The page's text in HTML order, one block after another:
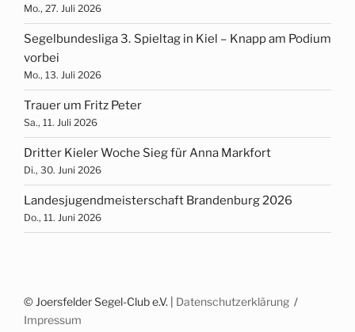
Mo., 27. Juli 2026
Segelbundesliga 3. Spieltag in Kiel – Knapp am Podium
vorbei
Mo., 13. Juli 2026
Trauer um Fritz Peter
Sa., 11. Juli 2026
Dritter Kieler Woche Sieg für Anna Markfort
Di., 30. Juni 2026
Landesjugendmeisterschaft Brandenburg 2026
Do., 11. Juni 2026
© Joersfelder Segel-Club e.V. | Datenschutzerklärung
Impressum